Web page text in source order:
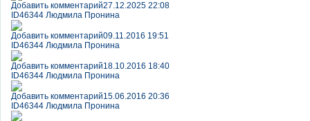
Добавить комментарий27.12.2025 22:08
ID46344 Людмила Пронина
Добавить комментарий09.11.2016 19:51
ID46344 Людмила Пронина
Добавить комментарий18.10.2016 18:40
ID46344 Людмила Пронина
Добавить комментарий15.06.2016 20:36
ID46344 Людмила Пронина